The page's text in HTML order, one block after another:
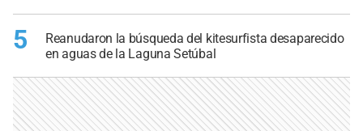
5
Reanudaron la búsqueda del kitesurfista desaparecido
en aguas de la Laguna Setúbal